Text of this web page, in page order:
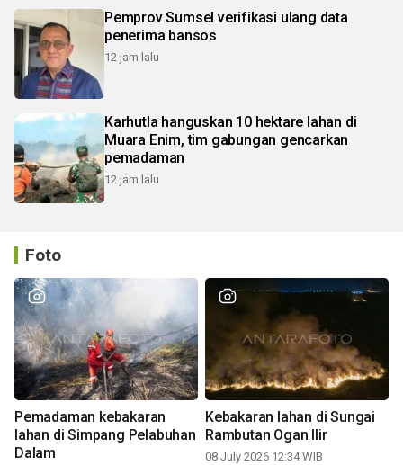
Pemprov Sumsel verifikasi ulang data
penerima bansos
12 jam lalu
Karhutla hanguskan 10 hektare lahan di
Muara Enim, tim gabungan gencarkan
pemadaman
12 jam lalu
Foto
Pemadaman kebakaran
lahan di Simpang Pelabuhan
Dalam
Kebakaran lahan di Sungai
Rambutan Ogan Ilir
08 July 2026 12:34 WIB